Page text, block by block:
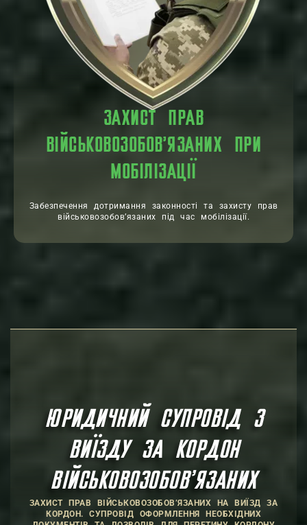
ЗАХИСТ ПРАВ
ВІЙСЬКОВОЗОБОВ’ЯЗАНИХ ПРИ
МОБІЛІЗАЦІЇ
Забезпечення дотримання законності та захисту прав
військовозобов’язаних під час мобілізації.
ЮРИДИЧНИЙ СУПРОВІД З
ВИЇЗДУ ЗА КОРДОН
ВІЙСЬКОВОЗОБОВ’ЯЗАНИХ
ЗАХИСТ ПРАВ ВІЙСЬКОВОЗОБОВ’ЯЗАНИХ НА ВИЇЗД ЗА
КОРДОН. СУПРОВІД ОФОРМЛЕННЯ НЕОБХІДНИХ